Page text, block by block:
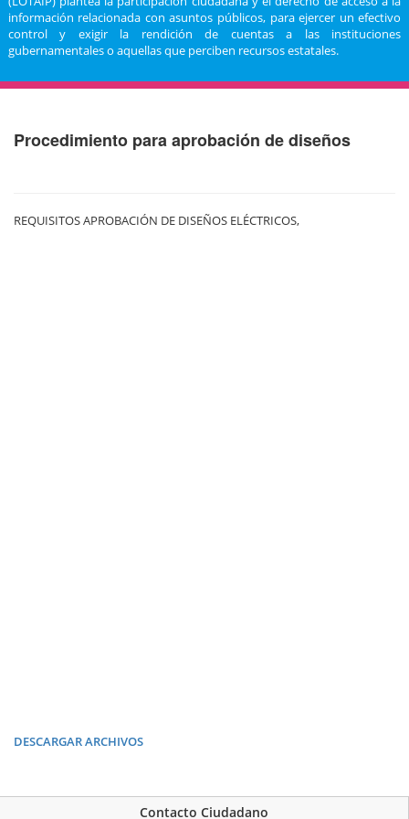
información relacionada con asuntos públicos, para ejercer un efectivo
control y exigir la rendición de cuentas a las instituciones
gubernamentales o aquellas que perciben recursos estatales.
Procedimiento para aprobación de diseños
REQUISITOS APROBACIÓN DE DISEÑOS ELÉCTRICOS,
DESCARGAR ARCHIVOS
Contacto Ciudadano